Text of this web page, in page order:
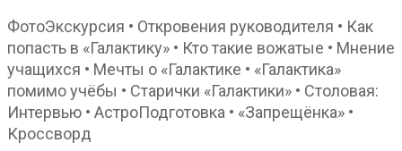
ФотоЭкскурсия • Откровения руководителя • Как
попасть в «Галактику» • Кто такие вожатые • Мнение
учащихся • Мечты о «Галактике • «Галактика»
помимо учёбы • Старички «Галактики» • Столовая:
Интервью • АстроПодготовка • «Запрещёнка» •
Кроссворд